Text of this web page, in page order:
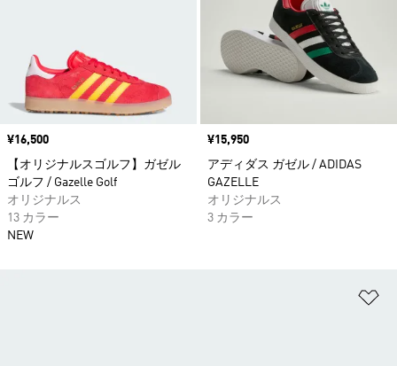
価格
¥16,500
【オリジナルスゴルフ】ガゼル
ゴルフ / Gazelle Golf
オリジナルス
13 カラー
NEW
価格
¥15,950
アディダス ガゼル / ADIDAS
GAZELLE
オリジナルス
3 カラー